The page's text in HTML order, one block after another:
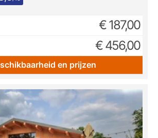
€ 187,00
€ 456,00
en prijzen